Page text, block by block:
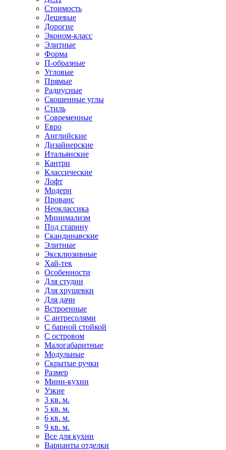
Стоимость
Дешевые
Дорогие
Эконом-класс
Элитные
Форма
П-образные
Угловые
Прямые
Радиусные
Скошенные углы
Стиль
Современные
Евро
Английские
Дизайнерские
Итальянские
Кантри
Классические
Лофт
Модерн
Прованс
Неоклассика
Минимализм
Под старину
Скандинавские
Элитные
Эксклюзивные
Хай-тек
Особенности
Для студии
Для хрущевки
Для дачи
Встроенные
С антресолями
С барной стойкой
С островом
Малогабаритные
Модульные
Скрытые ручки
Размер
Мини-кухни
Узкие
3 кв. м.
5 кв. м.
6 кв. м.
9 кв. м.
Все для кухни
Варианты отделки